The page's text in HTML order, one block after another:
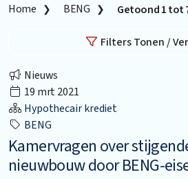
Home BENG Getoond1tot
Filters Tonen /
Nieuws
19 mrt 2021
Hypothecair krediet
BENG
Kamervragen over
nieuwbouw door BENG-